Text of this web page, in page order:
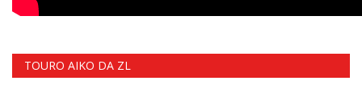
TOURO AIKO DA ZL